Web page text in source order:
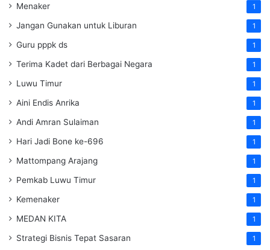
Menaker 1
Jangan Gunakan untuk Liburan 1
Guru pppk ds 1
Terima Kadet dari Berbagai Negara 1
Luwu Timur 1
Aini Endis Anrika 1
Andi Amran Sulaiman 1
Hari Jadi Bone ke-696 1
Mattompang Arajang 1
Pemkab Luwu Timur 1
Kemenaker 1
MEDAN KITA 1
Strategi Bisnis Tepat Sasaran 1